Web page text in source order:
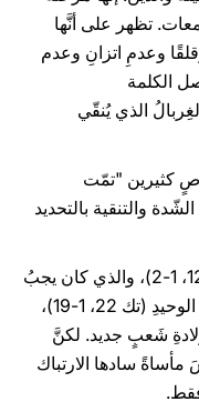
تظهر على أنَّها
وعدمِ اتزانِ وعدم
الكلمة
الذي يُنقّي
كثيرين "تمّت
والتنقية بالتحديد
نجد شدة إبراهيم، الذي تركَ أرضَه (تك 12، 1-2)، والذي كان يجبُ
أن يمر بالشدة الكبرى أي التضّحيةِ بابنهِ الوحيدِ (تك 22، 1-19)،
شَعبٍ جديد. لكنَّ
سادها الارتباك